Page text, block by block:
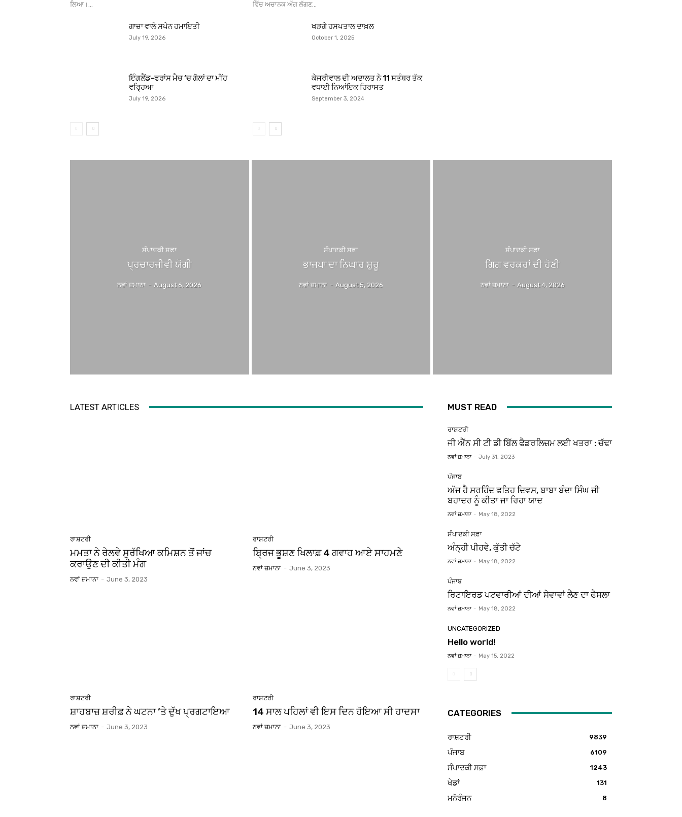
ਲਿਆ।...
ਗਾਜ਼ਾ ਵਾਲੇ ਸਪੇਨ ਹਮਾਇਤੀ
July 19, 2026
ਇੰਗਲੈਂਡ-ਫਰਾਂਸ ਮੈਚ ‘ਚ ਗੋਲਾਂ ਦਾ ਮੀਂਹ
ਵਰ੍ਹਿਆ
July 19, 2026
ਵਿੱਚ ਅਚਾਨਕ ਅੱਗ ਲੱਗਣ...
ਖੜਗੇ ਹਸਪਤਾਲ ਦਾਖ਼ਲ
October 1, 2025
ਕੇਜਰੀਵਾਲ ਦੀ ਅਦਾਲਤ ਨੇ 11 ਸਤੰਬਰ ਤੱਕ
ਵਧਾਈ ਨਿਆਂਇਕ ਹਿਰਾਸਤ
September 3, 2024
ਸੰਪਾਦਕੀ ਸਫ਼ਾ
ਪ੍ਰਚਾਰਜੀਵੀ ਯੋਗੀ
ਨਵਾਂ ਜ਼ਮਾਨਾ - August 6, 2026
ਸੰਪਾਦਕੀ ਸਫ਼ਾ
ਭਾਜਪਾ ਦਾ ਨਿਘਾਰ ਸ਼ੁਰੂ
ਨਵਾਂ ਜ਼ਮਾਨਾ - August 5, 2026
ਸੰਪਾਦਕੀ ਸਫ਼ਾ
ਗਿਗ ਵਰਕਰਾਂ ਦੀ ਹੋਣੀ
ਨਵਾਂ ਜ਼ਮਾਨਾ - August 4, 2026
LATEST ARTICLES
ਰਾਸ਼ਟਰੀ
ਮਮਤਾ ਨੇ ਰੇਲਵੇ ਸੁਰੱਖਿਆ ਕਮਿਸ਼ਨ ਤੋਂ ਜਾਂਚ
ਕਰਾਉਣ ਦੀ ਕੀਤੀ ਮੰਗ
ਨਵਾਂ ਜ਼ਮਾਨਾ - June 3, 2023
ਰਾਸ਼ਟਰੀ
ਬਿ੍ਰਜ ਭੂਸ਼ਣ ਖਿਲਾਫ਼ 4 ਗਵਾਹ ਆਏ ਸਾਹਮਣੇ
ਨਵਾਂ ਜ਼ਮਾਨਾ - June 3, 2023
ਰਾਸ਼ਟਰੀ
ਸ਼ਾਹਬਾਜ਼ ਸ਼ਰੀਫ਼ ਨੇ ਘਟਨਾ ’ਤੇ ਦੁੱਖ ਪ੍ਰਗਟਾਇਆ
ਨਵਾਂ ਜ਼ਮਾਨਾ - June 3, 2023
ਰਾਸ਼ਟਰੀ
14 ਸਾਲ ਪਹਿਲਾਂ ਵੀ ਇਸ ਦਿਨ ਹੋਇਆ ਸੀ ਹਾਦਸਾ
ਨਵਾਂ ਜ਼ਮਾਨਾ - June 3, 2023
MUST READ
ਰਾਸ਼ਟਰੀ
ਜੀ ਐੱਨ ਸੀ ਟੀ ਡੀ ਬਿੱਲ ਫੈਡਰਲਿਜ਼ਮ ਲਈ ਖਤਰਾ : ਚੱਢਾ
ਨਵਾਂ ਜ਼ਮਾਨਾ - July 31, 2023
ਪੰਜਾਬ
ਅੱਜ ਹੈ ਸਰਹਿੰਦ ਫਤਿਹ ਦਿਵਸ, ਬਾਬਾ ਬੰਦਾ ਸਿੰਘ ਜੀ
ਬਹਾਦਰ ਨੂੰ ਕੀਤਾ ਜਾ ਰਿਹਾ ਯਾਦ
ਨਵਾਂ ਜ਼ਮਾਨਾ - May 18, 2022
ਸੰਪਾਦਕੀ ਸਫ਼ਾ
ਅੰਨ੍ਹੀ ਪੀਹਵੇ, ਕੁੱਤੀ ਚੱਟੇ
ਨਵਾਂ ਜ਼ਮਾਨਾ - May 18, 2022
ਪੰਜਾਬ
ਰਿਟਾਇਰਡ ਪਟਵਾਰੀਆਂ ਦੀਆਂ ਸੇਵਾਵਾਂ ਲੈਣ ਦਾ ਫੈਸਲਾ
ਨਵਾਂ ਜ਼ਮਾਨਾ - May 18, 2022
UNCATEGORIZED
Hello world!
ਨਵਾਂ ਜ਼ਮਾਨਾ - May 15, 2022
CATEGORIES
ਰਾਸ਼ਟਰੀ 9839
ਪੰਜਾਬ 6109
ਸੰਪਾਦਕੀ ਸਫ਼ਾ 1243
ਖੇਡਾਂ 131
ਮਨੋਰੰਜਨ 8